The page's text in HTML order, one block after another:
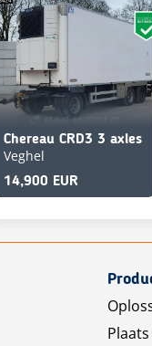
Chereau CRD3 3 axles
Veghel
14,900 EUR